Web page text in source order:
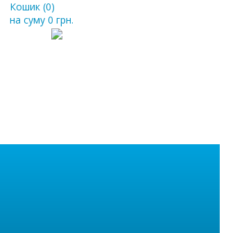
Кошик (0)
на суму0 грн.